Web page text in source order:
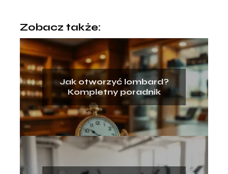
Zobacz także:
Jak otworzyć lombard?
Kompletny poradnik